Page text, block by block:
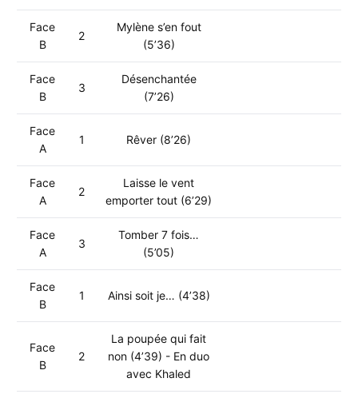
Face
B
2
Mylène s’en fout
(5’36)
Face
B
3
Désenchantée
(7’26)
Face
A
1 Rêver (8’26)
Face
A
2
Laisse le vent
emporter tout (6’29)
Face
A
3
Tomber 7 fois…
(5’05)
Face
B
1 Ainsi soit je… (4’38)
Face
B
2
La poupée qui fait
non (4’39) - En duo
avec Khaled